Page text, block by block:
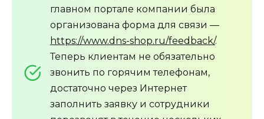
главном портале компании была
организована форма для связи —
https://www.dns-shop.ru/feedback/.
Теперь клиентам не обязательно
звонить по горячим телефонам,
достаточно через Интернет
заполнить заявку и сотрудники